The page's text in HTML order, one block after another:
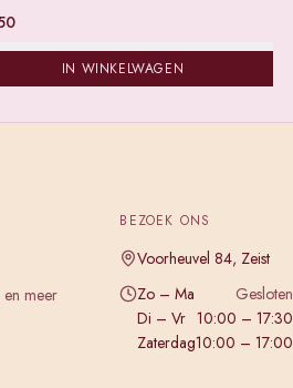
IN WINKELWAGEN
meer
BEZOEK ONS
Voorheuvel 84, Zeist
Zo – Ma
Gesloten
Di – Vr 10:00 – 17:30
Zaterdag10:00 – 17:00